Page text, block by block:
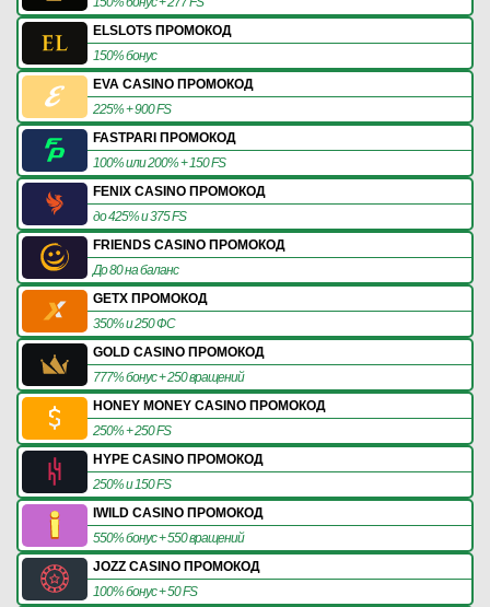
ELSLOTS ПРОМОКОД
150% бонус
EVA CASINO ПРОМОКОД
225% + 900 FS
FASTPARI ПРОМОКОД
100% или 200% + 150 FS
FENIX CASINO ПРОМОКОД
до 425% и 375 FS
FRIENDS CASINO ПРОМОКОД
До 80 на баланс
GETX ПРОМОКОД
350% и 250 ФС
GOLD CASINO ПРОМОКОД
777% бонус + 250 вращений
HONEY MONEY CASINO ПРОМОКОД
250% + 250 FS
HYPE CASINO ПРОМОКОД
250% и 150 FS
IWILD CASINO ПРОМОКОД
550% бонус + 550 вращений
JOZZ CASINO ПРОМОКОД
100% бонус + 50 FS